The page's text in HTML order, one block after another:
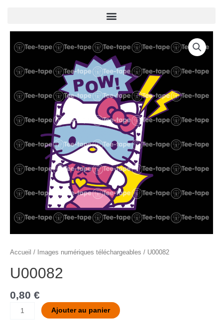
Menu
Accueil / Images numériques téléchargeables / U00082
U00082
0,80 €
de
Ajouter au panier